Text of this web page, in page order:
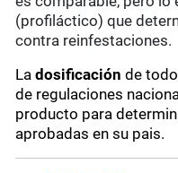
(profiláctico) que
contra reinfestaciones.
Ladosificación de
de regulaciones
producto para
aprobadas en su pais.